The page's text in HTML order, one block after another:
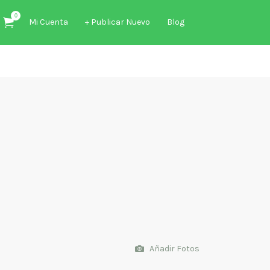
0
Mi Cuenta + Publicar Nuevo Blog
Añadir Fotos